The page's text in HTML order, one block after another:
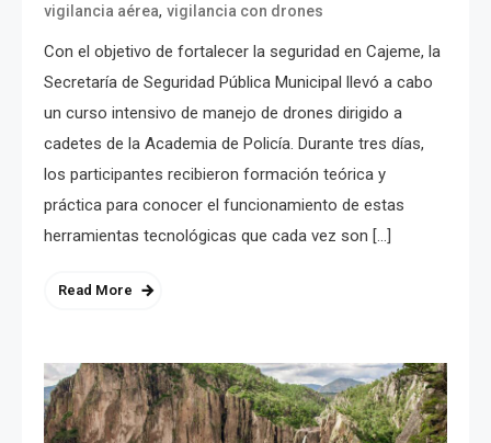
vigilancia aérea, vigilancia con drones
Con el objetivo de fortalecer la seguridad en Cajeme, la
Secretaría de Seguridad Pública Municipal llevó a cabo
un curso intensivo de manejo de drones dirigido a
cadetes de la Academia de Policía. Durante tres días,
los participantes recibieron formación teórica y
práctica para conocer el funcionamiento de estas
herramientas tecnológicas que cada vez son […]
Read More